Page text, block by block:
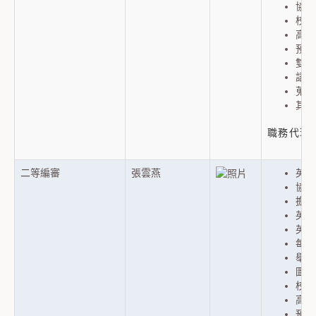
協
校
高
預
雙
語
蒐
其
職務代理
二等編審 張雲燕
英
協
擔
英
英
每
舉
圖
校
高